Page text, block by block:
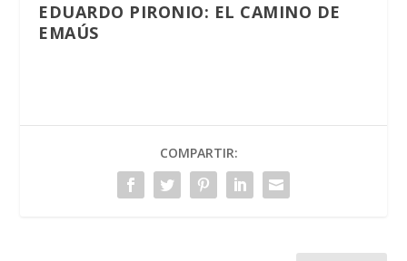
EDUARDO PIRONIO: EL CAMINO DE
EMAÚS
COMPARTIR: